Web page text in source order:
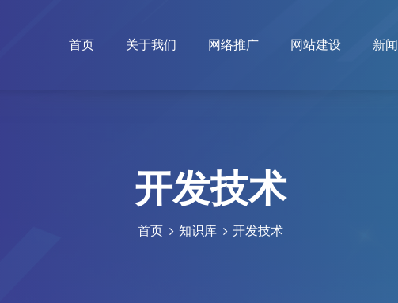
首页 关于我们 网络推广 网站建设 新闻
开发技术
首页 知识库 开发技术